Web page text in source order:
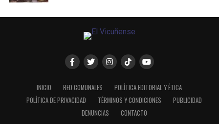
INICIO RED COMUNALES
POLÍTICA EDITORIAL Y ÉTICA
POLÍTICA DE PRIVACIDAD
TÉRMINOS Y CONDICIONES
PUBLICIDAD
DENUNCIAS
CONTACTO